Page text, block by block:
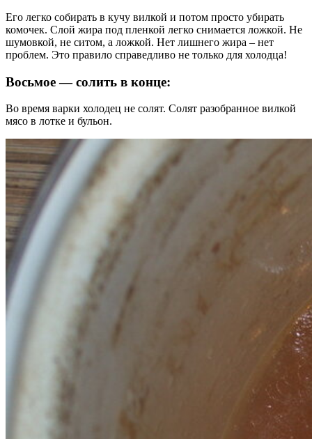
Его легко собирать в кучу вилкой и потом просто убирать
комочек. Слой жира под пленкой легко снимается ложкой. Не
шумовкой, не ситом, а ложкой. Нет лишнего жира – нет
проблем. Это правило справедливо не только для холодца!
Восьмое — солить в конце:
Во время варки холодец не солят. Солят разобранное вилкой
мясо в лотке и бульон.